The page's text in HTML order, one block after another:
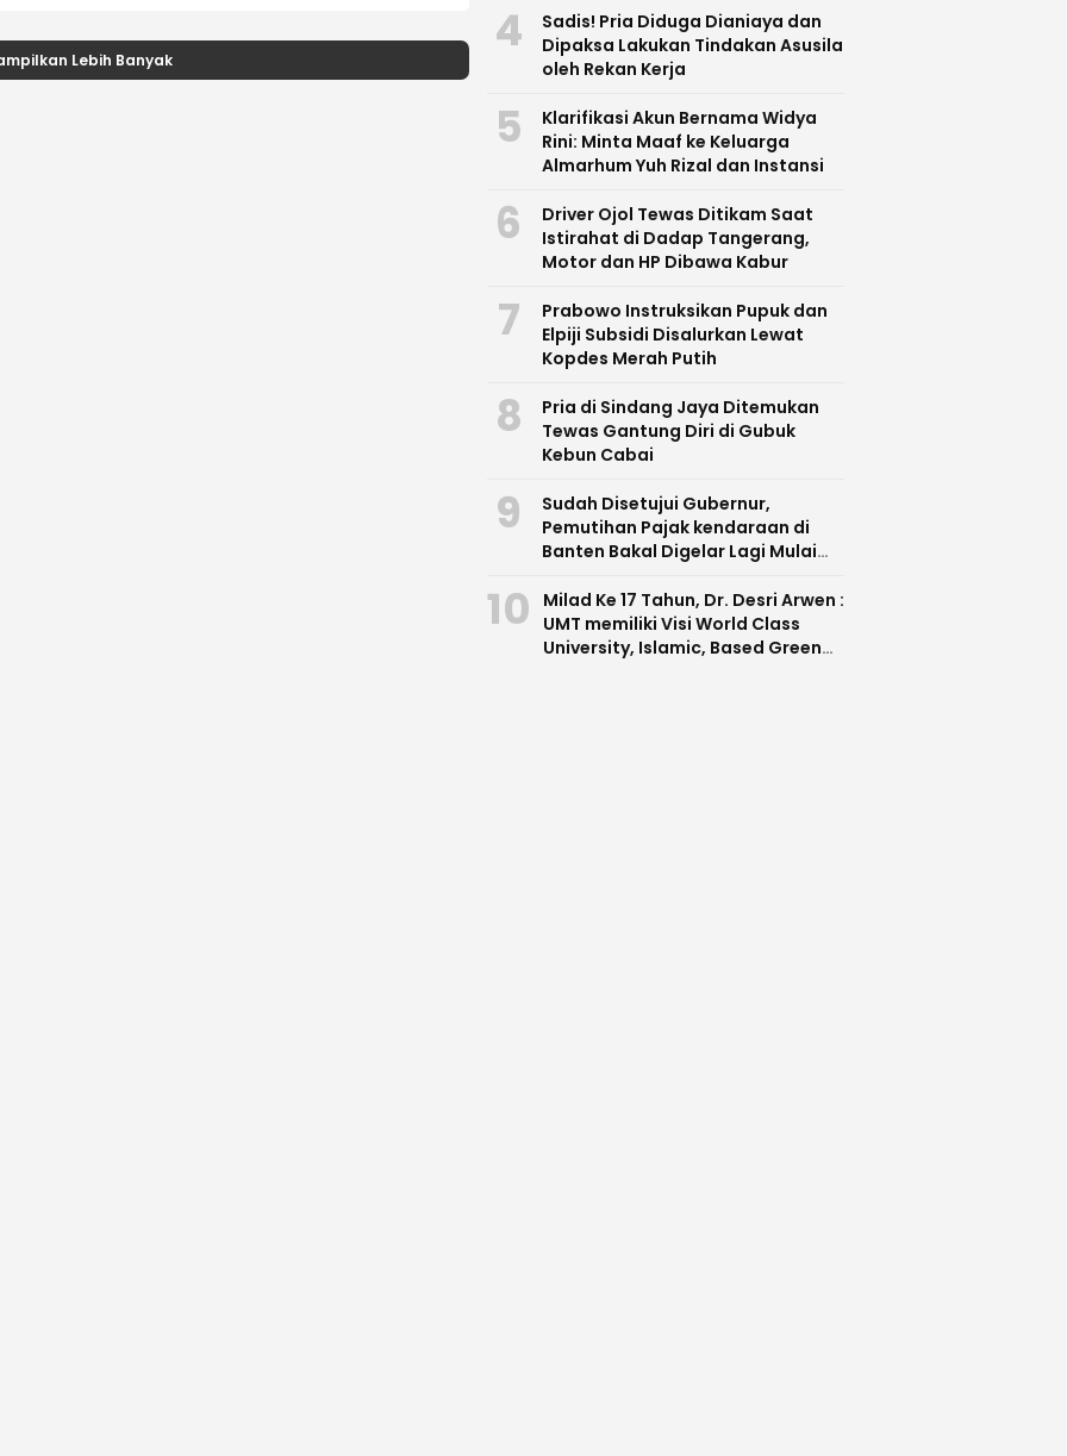
Lebih Banyak
4
Sadis! Pria Diduga Dianiaya dan
Dipaksa Lakukan Tindakan Asusila
oleh Rekan Kerja
5
Klarifikasi Akun Bernama Widya
Rini: Minta Maaf ke Keluarga
Almarhum Yuh Rizal dan Instansi
6
Driver Ojol Tewas Ditikam Saat
Istirahat di Dadap Tangerang,
Motor dan HP Dibawa Kabur
7
Prabowo Instruksikan Pupuk dan
Elpiji Subsidi Disalurkan Lewat
Kopdes Merah Putih
8
Pria di Sindang Jaya Ditemukan
Tewas Gantung Diri di Gubuk
Kebun Cabai
9
Sudah Disetujui Gubernur,
Pemutihan Pajak kendaraan di
Banten Bakal Digelar Lagi Mulai
10
Milad Ke 17 Tahun, Dr. Desri Arwen :
UMT memiliki Visi World Class
University, Islamic, Based Green